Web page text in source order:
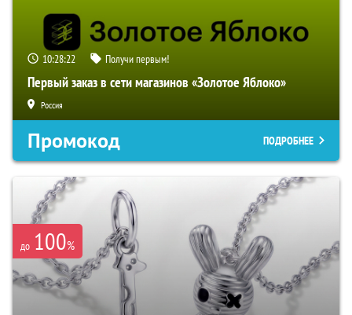
10:28:21 Получи первым!
Первый заказ в сети магазинов «Золотое Яблоко»
Россия
Промокод ПОДРОБНЕЕ
до 100%